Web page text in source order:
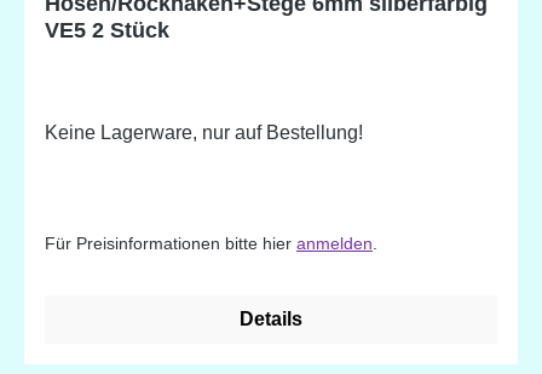
VE5 2 Stück
Keine Lagerware, nur auf Bestellung!
Für Preisinformationen bitte hier anmelden
Details